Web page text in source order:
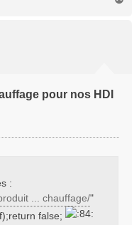
pour nos HDI
:
... chauffage/"
false;